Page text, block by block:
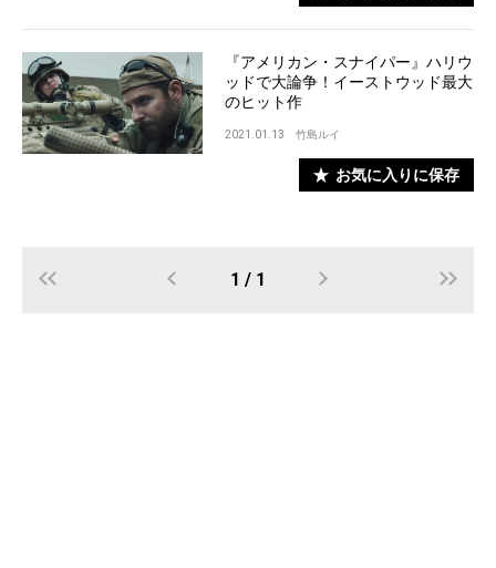
『アメリカン・スナイパー』ハリウ
ッドで大論争！イーストウッド最大
のヒット作
2021.01.13 竹島ルイ
お気に入りに保存
1 / 1